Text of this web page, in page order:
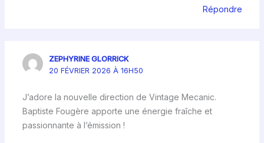
Répondre
ZEPHYRINE GLORRICK
20 FÉVRIER 2026 À 16H50
J’adore la nouvelle direction de Vintage Mecanic.
Baptiste Fougère apporte une énergie fraîche et
passionnante à l’émission !